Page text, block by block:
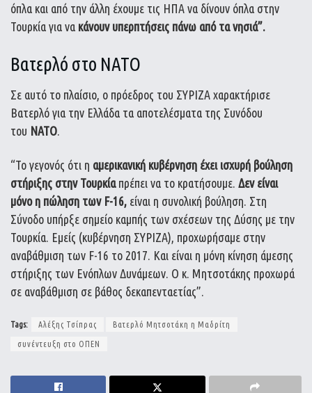
όπλα και από την άλλη έχουμε τις ΗΠΑ να δίνουν όπλα στην
Τουρκία για να κάνουν υπερπτήσεις πάνω από τα νησιά”.
Βατερλό στο ΝΑΤΟ
Σε αυτό το πλαίσιο, ο πρόεδρος του ΣΥΡΙΖΑ χαρακτήρισε
Βατερλό για την Ελλάδα τα αποτελέσματα της Συνόδου
του ΝΑΤΟ.
“Το γεγονός ότι η αμερικανική κυβέρνηση έχει ισχυρή βούληση
στήριξης στην Τουρκίαπρέπει να το κρατήσουμε. Δεν είναι
μόνο η πώληση των F-16, είναι η συνολική βούληση. Στη
Σύνοδο υπήρξε σημείο καμπής των σχέσεων της Δύσης με την
Τουρκία. Εμείς (κυβέρνηση ΣΥΡΙΖΑ), προχωρήσαμε στην
αναβάθμιση των F-16 το 2017. Και είναι η μόνη κίνηση άμεσης
στήριξης των Ενόπλων Δυνάμεων. Ο κ. Μητσοτάκης προχωρά
σε αναβάθμιση σε βάθος δεκαπενταετίας”.
Tags: Αλέξης Τσίπρας Βατερλό Μητσοτάκη η Μαδρίτη
συνέντευξη στο ΟΠΕΝ